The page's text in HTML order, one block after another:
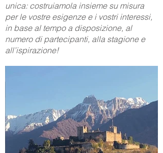
unica: costruiamola insieme su misura
per le vostre esigenze e i vostri interessi,
in base al tempo a disposizione, al
numero di partecipanti, alla stagione e
all’ispirazione!